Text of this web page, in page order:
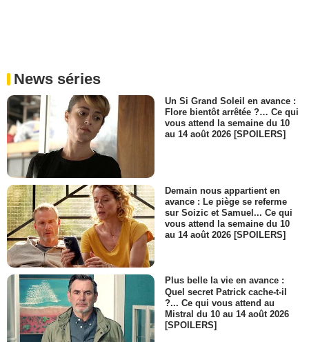
News séries
Un Si Grand Soleil en avance :
Flore bientôt arrêtée ?… Ce qui
vous attend la semaine du 10
au 14 août 2026 [SPOILERS]
Demain nous appartient en
avance : Le piège se referme
sur Soizic et Samuel... Ce qui
vous attend la semaine du 10
au 14 août 2026 [SPOILERS]
Plus belle la vie en avance :
Quel secret Patrick cache-t-il
?... Ce qui vous attend au
Mistral du 10 au 14 août 2026
[SPOILERS]